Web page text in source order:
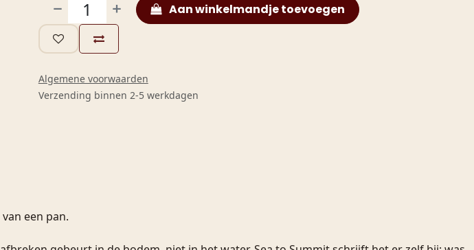
Aan winkelmandje toevoegen
Algemene voorwaarden
Verzending binnen 2-5 werkdagen
een pan.